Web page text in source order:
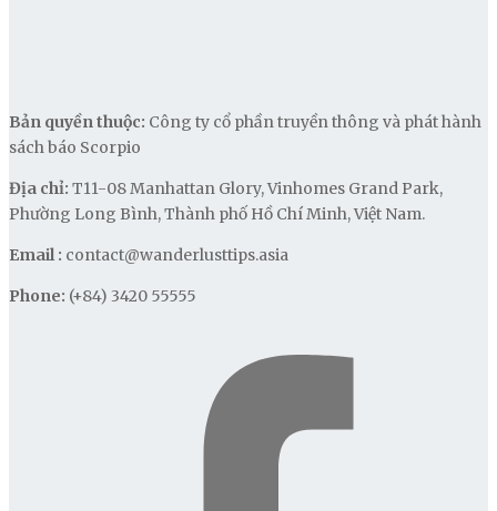
Bản quyền thuộc: Công ty cổ phần truyền thông và phát hành
sách báo Scorpio
Địa chỉ: T11-08 Manhattan Glory, Vinhomes Grand Park,
Phường Long Bình, Thành phố Hồ Chí Minh, Việt Nam.
Email : contact@wanderlusttips.asia
Phone: (+84) 3420 55555